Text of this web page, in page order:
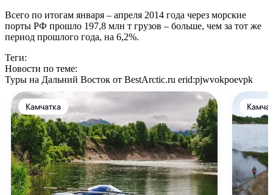
Всего по итогам января – апреля 2014 года через морские
порты РФ прошло 197,8 млн т грузов – больше, чем за тот же
период прошлого года, на 6,2%.
Теги:
Новости по теме:
Туры на Дальний Восток от BestArctic.ru erid:pjwvokpoevpk